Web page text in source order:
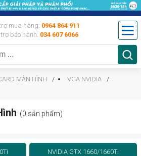
mua hàng: 0964 864 911
bảo hành: 034 607 6066
MÀN HÌNH
VGA NVIDIA
(0 sản phẩm)
NVIDIA GTX 1660/1660Ti